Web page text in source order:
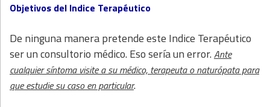
Objetivos del Indice Terapéutico
De ninguna manera pretende este Indice Terapéutico
ser un consultorio médico. Eso sería un error. Ante
cualquier síntoma visite a su médico, terapeuta o naturópata para
que estudie su caso en particular.